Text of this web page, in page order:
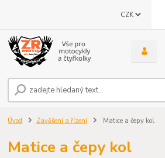
CZK
Úvod Zavěšení a řízení Matice a čepy kol
Matice a čepy kol